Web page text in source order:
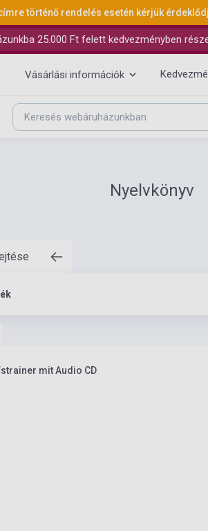
történő rendelés esetén kérjük
25.000 Ft felett kedvezményben
Vásárlási információk
Nyelvkönyv
mit Audio CD